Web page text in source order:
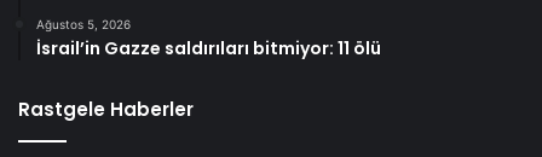
Ağustos 5, 2026
İsrail’in Gazze saldırıları bitmiyor: 11 ölü
Rastgele Haberler